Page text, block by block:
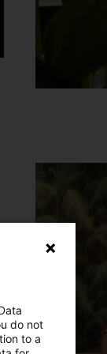
do not
to a